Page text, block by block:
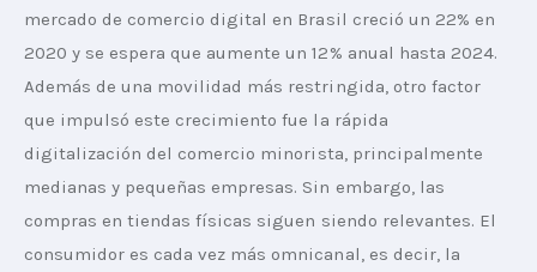
mercado de comercio digital en Brasil creció un 22% en
2020 y se espera que aumente un 12% anual hasta 2024.
Además de una movilidad más restringida, otro factor
que impulsó este crecimiento fue la rápida
digitalización del comercio minorista, principalmente
medianas y pequeñas empresas. Sin embargo, las
compras en tiendas físicas siguen siendo relevantes. El
consumidor es cada vez más omnicanal, es decir, la